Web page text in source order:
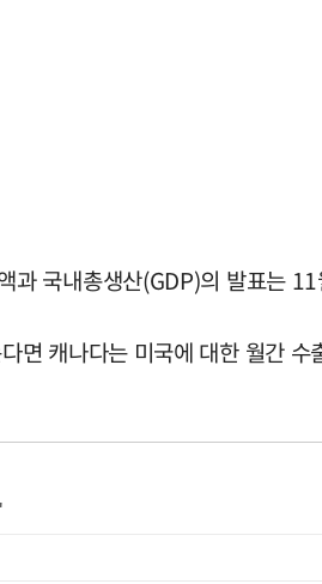
과 국내총생산(GDP)의 발표는
면 캐나다는 미국에 대한 월간